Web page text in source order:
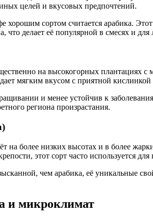
целей и вкусовых предпочтений.
хорошим сортом считается арабика.
что делает её популярной в смесях и
на высокогорных плантациях
мягким вкусом с приятной
и менее устойчив к
региона произрастания.
на более низких высотах и в более
этот сорт часто используется
чем арабика, её уникальные
и микроклимат